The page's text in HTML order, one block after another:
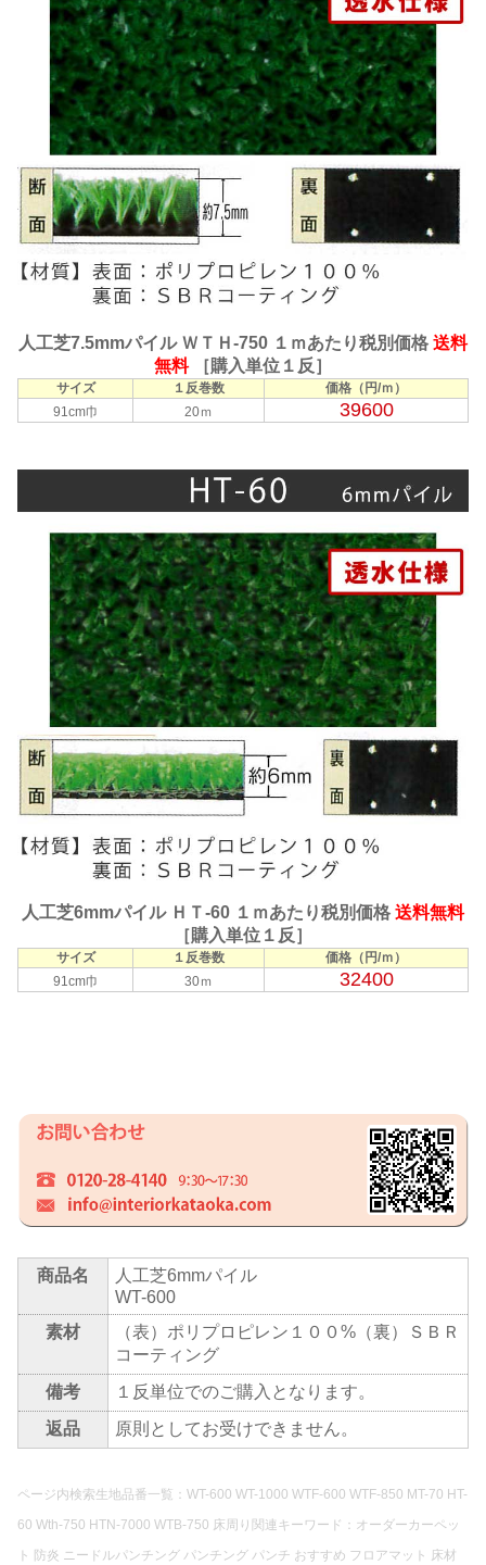
人工芝7.5mmパイル ＷＴＨ-750 １ｍあたり税別価格 送料
無料［購入単位１反］
サイズ １反巻数
価格（円/ｍ）
91cm巾
20ｍ 39600
人工芝6mmパイル ＨＴ-60 １ｍあたり税別価格 送料無料
［購入単位１反］
サイズ １反巻数
価格（円/ｍ）
91cm巾
30ｍ 32400
商品名
人工芝6mmパイル
WT-600
素材
（表）ポリプロピレン１００%（裏）ＳＢＲ
コーティング
備考
１反単位でのご購入となります。
返品
原則としてお受けできません。
ページ内検索生地品番一覧：WT-600 WT-1000 WTF-600 WTF-850 MT-70 HT-
60 Wth-750 HTN-7000 WTB-750 床周り関連キーワード：オーダーカーペッ
ト 防炎 ニードルパンチング パンチング パンチ おすすめ フロアマット 床材